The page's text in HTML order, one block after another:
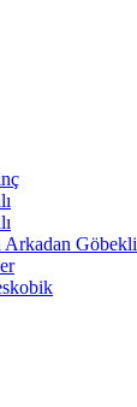
Arkadan Göbekli